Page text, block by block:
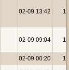
02-09 13:42 1
02-09 09:04 1
02-09 00:20
1